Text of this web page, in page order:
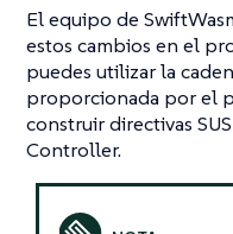
El equipo de
estos cambios en el
puedes utilizar la
proporcionada por el
construir directivas
Controller.